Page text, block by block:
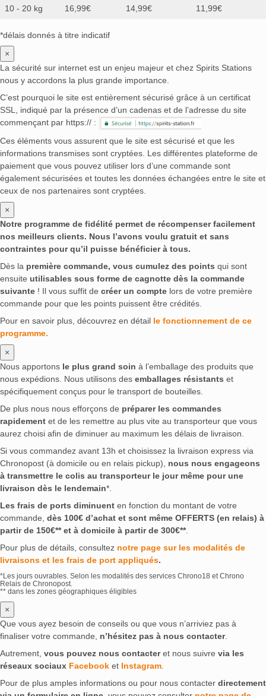
10 - 20 kg 16,99€ 14,99€ 11,99€
*délais donnés à titre indicatif
×
La sécurité sur internet est un enjeu majeur et chez Spirits Stations
nous y accordons la plus grande importance.
C’est pourquoi le site est entièrement sécurisé grâce à un certificat
SSL, indiqué par la présence d’un cadenas et de l’adresse du site
commençant par https:// :
Ces éléments vous assurent que le site est sécurisé et que les
informations transmises sont cryptées. Les différentes plateforme de
paiement que vous pouvez utiliser lors d’une commande sont
également sécurisées et toutes les données échangées entre le site et
ceux de nos partenaires sont cryptées.
×
Notre programme de fidélité permet de récompenser facilement
nos meilleurs clients. Nous l’avons voulu gratuit et sans
contraintes pour qu’il puisse bénéficier à tous.
Dès la première commande, vous cumulez des points qui sont
ensuite utilisables sous forme de cagnotte dès la commande
suivante ! Il vous suffit de créer un compte lors de votre première
commande pour que les points puissent être crédités.
Pour en savoir plus, découvrez en détail le fonctionnement de ce
programme.
×
Nous apportons le plus grand soin à l’emballage des produits que
nous expédions. Nous utilisons des emballages résistants et
spécifiquement conçus pour le transport de bouteilles.
De plus nous nous efforçons de préparer les commandes
rapidement et de les remettre au plus vite au transporteur que vous
aurez choisi afin de diminuer au maximum les délais de livraison.
Si vous commandez avant 13h et choisissez la livraison express via
Chronopost (à domicile ou en relais pickup), nous nous engageons
à transmettre le colis au transporteur le jour même pour une
livraison dès le lendemain*.
Les frais de ports diminuent en fonction du montant de votre
commande, dès 100€ d’achat et sont même OFFERTS (en relais) à
partir de 150€** et à domicile à partir de 300€**.
Pour plus de détails, consultez notre page sur les modalités de
livraisons et les frais de port appliqués.
*Les jours ouvrables. Selon les modalités des services Chrono18 et Chrono
Relais de Chronopost.
** dans les zones géographiques éligibles
×
Que vous ayez besoin de conseils ou que vous n’arriviez pas à
finaliser votre commande, n’hésitez pas à nous contacter.
Autrement, vous pouvez nous contacteret nous suivre via les
réseaux sociaux Facebook et Instagram
Pour de plus amples informations ou pour nous contacter directement